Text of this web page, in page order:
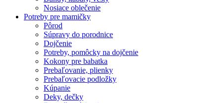
Nosiace oblečenie
Potreby pre mamičky
Pôrod
Súpravy do porodnice
Dojčenie
Potreby, pomôcky na dojčenie
Kokony pre babatka
Prebaľovanie, plienky
Prebaľovacie podložky
Kúpanie
Deky, dečky